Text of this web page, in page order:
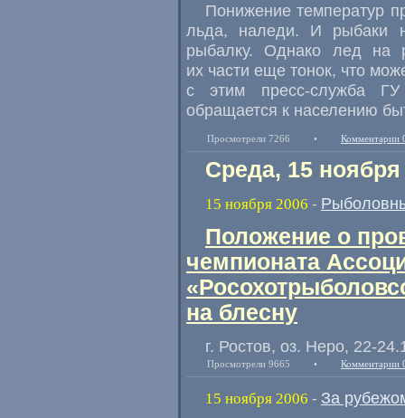
Понижение температур
льда, наледи. И рыбаки
рыбалку. Однако лед на
их части еще тонок, что
с этим пресс-служба
обращается к населению
Просмотрели 7266 • Комментарии
Среда, 15 ноября
15 ноября 2006 -
Положение о
чемпионата
на блесну
г. Ростов, оз. Неро, 22-
Просмотрели 9665 • Комментарии
15 ноября 2006 - За